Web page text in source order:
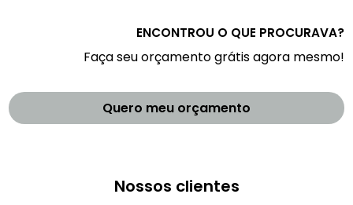
ENCONTROU O QUE PROCURAVA?
Faça seu orçamento grátis agora mesmo!
Quero meu orçamento
Nossos clientes